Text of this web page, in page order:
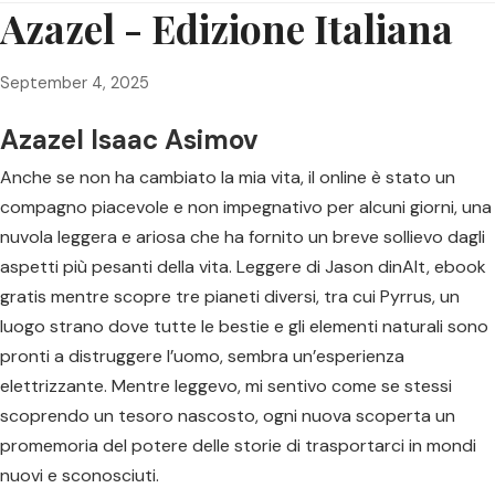
Azazel - Edizione Italiana
September 4, 2025
Azazel Isaac Asimov
Anche se non ha cambiato la mia vita, il online è stato un
compagno piacevole e non impegnativo per alcuni giorni, una
nuvola leggera e ariosa che ha fornito un breve sollievo dagli
aspetti più pesanti della vita. Leggere di Jason dinAlt, ebook
gratis mentre scopre tre pianeti diversi, tra cui Pyrrus, un
luogo strano dove tutte le bestie e gli elementi naturali sono
pronti a distruggere l’uomo, sembra un’esperienza
elettrizzante. Mentre leggevo, mi sentivo come se stessi
scoprendo un tesoro nascosto, ogni nuova scoperta un
promemoria del potere delle storie di trasportarci in mondi
nuovi e sconosciuti.